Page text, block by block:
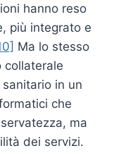
hanno reso
più integrato e
Ma lo stesso
collaterale
in un
che
ma
dei servizi.